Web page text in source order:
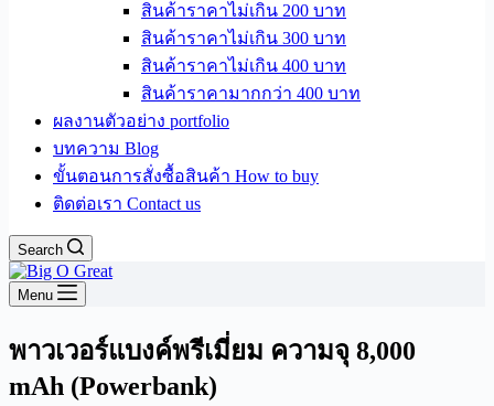
สินค้าราคาไม่เกิน 200 บาท
สินค้าราคาไม่เกิน 300 บาท
สินค้าราคาไม่เกิน 400 บาท
สินค้าราคามากกว่า 400 บาท
ผลงานตัวอย่าง portfolio
บทความ Blog
ขั้นตอนการสั่งซื้อสินค้า How to buy
ติดต่อเรา Contact us
Search
Menu
พาวเวอร์แบงค์พรีเมี่ยม ความจุ 8,000
mAh (Powerbank)